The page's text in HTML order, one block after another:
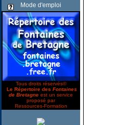
Mode d'emploi
Tous droits réservés©
Le Répertoire des Fontaines
de Bretagne est un service
proposé par
Ressources-Formation